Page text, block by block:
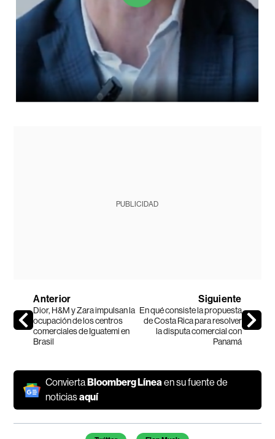
PUBLICIDAD
Anterior
Dior, H&M y Zara impulsan la
ocupación de los centros
comerciales de Iguatemi en
Brasil
Siguiente
En qué consiste la propuesta
de Costa Rica para resolver
la disputa comercial con
Panamá
Convierta Bloomberg Líneaen su fuente de
noticiasaquí